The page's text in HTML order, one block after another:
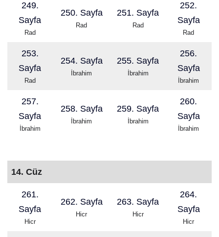
249.
Sayfa
Rad
250. Sayfa
Rad
251. Sayfa
Rad
252.
Sayfa
Rad
253.
Sayfa
Rad
254. Sayfa
İbrahim
255. Sayfa
İbrahim
256.
Sayfa
İbrahim
257.
Sayfa
İbrahim
258. Sayfa
İbrahim
259. Sayfa
İbrahim
260.
Sayfa
İbrahim
14. Cüz
261.
Sayfa
Hicr
262. Sayfa
Hicr
263. Sayfa
Hicr
264.
Sayfa
Hicr